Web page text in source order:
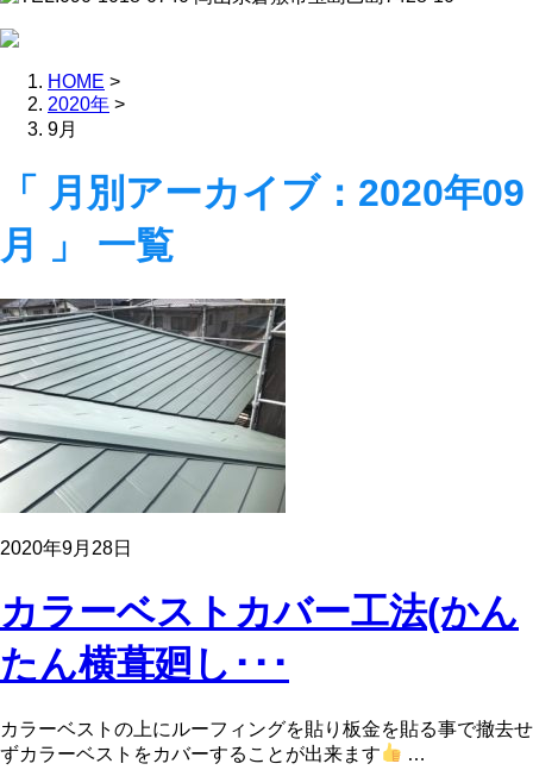
HOME >
2020年 >
9月
「 月別アーカイブ：2020年09
月 」 一覧
2020年9月28日
カラーベストカバー工法(かん
たん横葺廻し･･･
カラーベストの上にルーフィングを貼り板金を貼る事で撤去せ
ずカラーベストをカバーすることが出来ます
…